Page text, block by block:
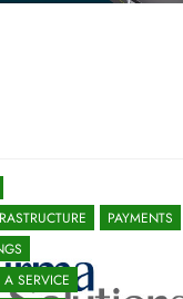
PAYMENTS
SERVICE